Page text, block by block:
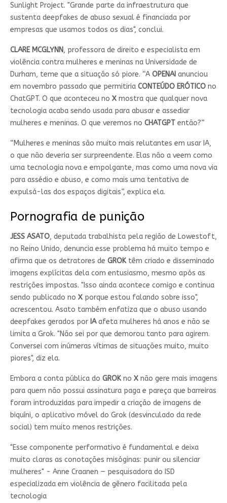
Sunlight Project. "Grande parte da infraestrutura que
sustenta deepfakes de abuso sexual é financiada por
empresas que usamos todos os dias", conclui.
CLARE MCGLYNN, professora de direito e especialista em
violência contra mulheres e meninas na Universidade de
Durham, teme que a situação só piore. “A OPENAI anunciou
em novembro passado que permitiria CONTEÚDO ERÓTICOno
ChatGPT. O que aconteceu no Xmostra que qualquer nova
tecnologia acaba sendo usada para abusar e assediar
mulheres e meninas. O que veremos no CHATGPTentão?”
“Mulheres e meninas são muito mais relutantes em usar IA,
o que não deveria ser surpreendente. Elas não a veem como
uma tecnologia nova e empolgante, mas como uma nova via
para assédio e abuso, e como mais uma tentativa de
expulsá-las dos espaços digitais”, explica ela.
Pornografia de punição
JESS ASATO, deputada trabalhista pela região de Lowestoft,
no Reino Unido, denuncia esse problema há muito tempo e
afirma que os detratores de GROKtêm criado e disseminado
imagens explícitas dela com entusiasmo, mesmo após as
restrições impostas. "Isso ainda acontece comigo e continua
sendo publicado no Xporque estou falando sobre isso",
acrescentou. Asato também enfatiza que o abuso usando
deepfakes gerados por IAafeta mulheres há anos e não se
limita a Grok. "Não sei por que demorou tanto para agirem.
Conversei com inúmeras vítimas de situações muito, muito
piores", diz ela.
Embora a conta pública do GROKno Xnão gere mais imagens
para quem não possui assinatura paga e pareça que barreiras
foram introduzidas para impedir a criação de imagens de
biquíni, o aplicativo móvel do Grok (desvinculado da rede
social) tem muito menos restrições.
"Esse componente performativo é fundamental e deixa
muito claras as conotações misóginas: punir ou silenciar
mulheres" - Anne Craanen — pesquisadora do ISD
especializada em violência de gênero facilitada pela
tecnologia